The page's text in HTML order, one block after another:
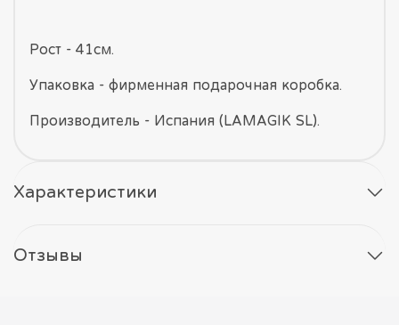
Рост - 41см.
Упаковка - фирменная подарочная коробка.
Производитель - Испания (LAMAGIK SL).
Характеристики
Отзывы